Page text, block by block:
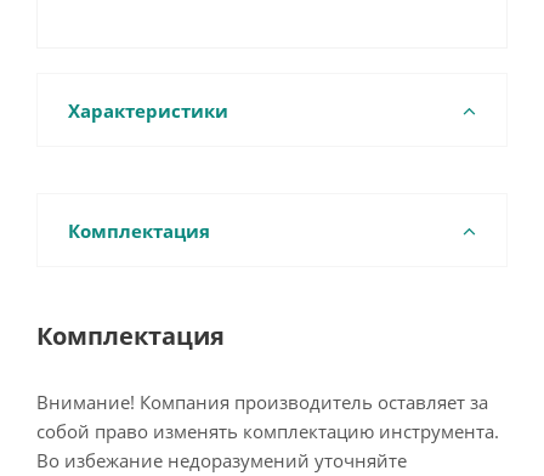
Характеристики
Комплектация
Комплектация
Внимание! Компания производитель оставляет за
собой право изменять комплектацию инструмента.
Во избежание недоразумений уточняйте